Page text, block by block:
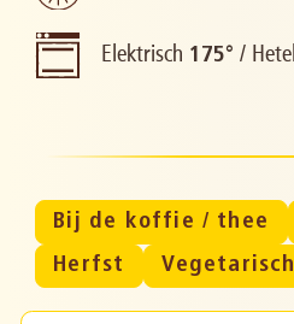
Elektrisch 175° /
Bij de koffie / thee
Herfst
Vegetarisch